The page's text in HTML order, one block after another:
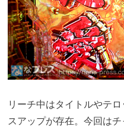
リーチ中はタイトルやテ
スアップが存在。今回は